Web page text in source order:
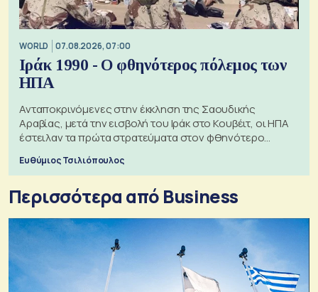
WORLD 07.08.2026, 07:00
Ιράκ 1990 - Ο φθηνότερος πόλεμος των
ΗΠΑ
Ανταποκρινόμενες στην έκκληση της Σαουδικής
Αραβίας, μετά την εισβολή του Ιράκ στο Κουβέιτ, οι ΗΠΑ
έστειλαν τα πρώτα στρατεύματα στον φθηνότερο
Ευθύμιος Τσιλιόπουλος
Περισσότερα από Business